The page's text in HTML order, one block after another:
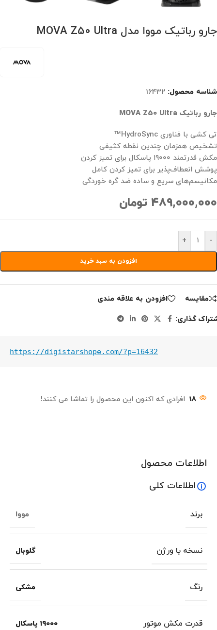
جارو رباتیک مووا مدل MOVA Z50 Ultra
شناسه محصول: 16432
جارو رباتیک MOVA Z50 Ultra
تی کشی با فناوری HydroSync™
تشخیص همزمان چندین نقطه کثیفی
مکش قدرتمند ۱۹۰۰۰ پاسکال برای تمیز کردن
پوشش انعطاف‌پذیر برای تمیز کردن کامل
مکانیسم‌های سریع و ساده ضد گره خوردگی
۴۸۹,۰۰۰,۰۰۰ تومان
-
+
افزودن به سبد خرید
مقايسه
افزودن به علاقه مندی
گذاری:
https://digistarshope.com/?p=16432
18 افرادی که اکنون این محصول را تماشا می کنند!
اطلاعات محصول
اطلاعات کلی
برند مووا
نسخه یا ورژن گلوبال
رنگ مشکی
قدرت مکش موتور 19000 پاسکال